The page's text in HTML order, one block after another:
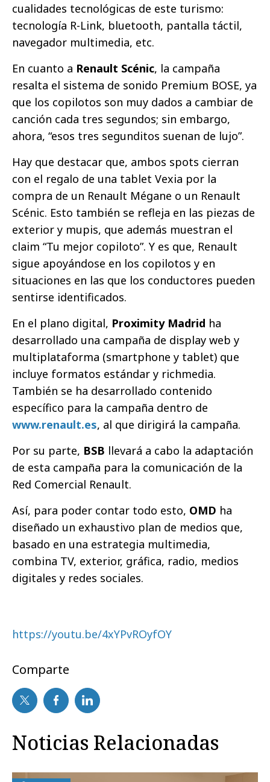
cualidades tecnológicas de este turismo:
tecnología R-Link, bluetooth, pantalla táctil,
navegador multimedia, etc.
En cuanto a Renault Scénic, la campaña
resalta el sistema de sonido Premium BOSE, ya
que los copilotos son muy dados a cambiar de
canción cada tres segundos; sin embargo,
ahora, “esos tres segunditos suenan de lujo”.
Hay que destacar que, ambos spots cierran
con el regalo de una tablet Vexia por la
compra de un Renault Mégane o un Renault
Scénic. Esto también se refleja en las piezas de
exterior y mupis, que además muestran el
claim “Tu mejor copiloto”. Y es que, Renault
sigue apoyándose en los copilotos y en
situaciones en las que los conductores pueden
sentirse identificados.
En el plano digital, Proximity Madrid ha
desarrollado una campaña de display web y
multiplataforma (smartphone y tablet) que
incluye formatos estándar y richmedia.
También se ha desarrollado contenido
específico para la campaña dentro de
www.renault.es, al que dirigirá la campaña.
Por su parte, BSB llevará a cabo la adaptación
de esta campaña para la comunicación de la
Red Comercial Renault.
Así, para poder contar todo esto, OMD ha
diseñado un exhaustivo plan de medios que,
basado en una estrategia multimedia,
combina TV, exterior, gráfica, radio, medios
digitales y redes sociales.
https://youtu.be/4xYPvROyfOY
Comparte
Noticias Relacionadas